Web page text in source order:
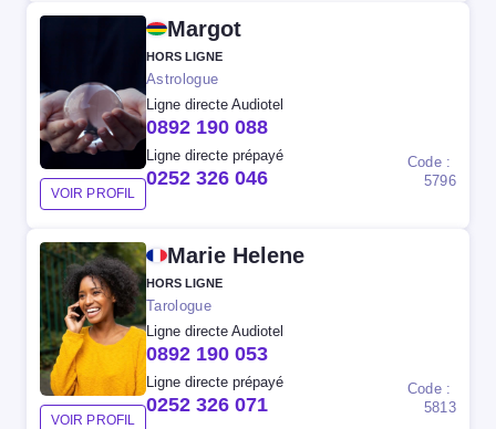
VOIR PROFIL
Margot
HORS LIGNE
Astrologue
Ligne directe Audiotel
0892 190 088
Ligne directe prépayé
0252 326 046
Code :
5796
VOIR PROFIL
Marie Helene
HORS LIGNE
Tarologue
Ligne directe Audiotel
0892 190 053
Ligne directe prépayé
0252 326 071
Code :
5813